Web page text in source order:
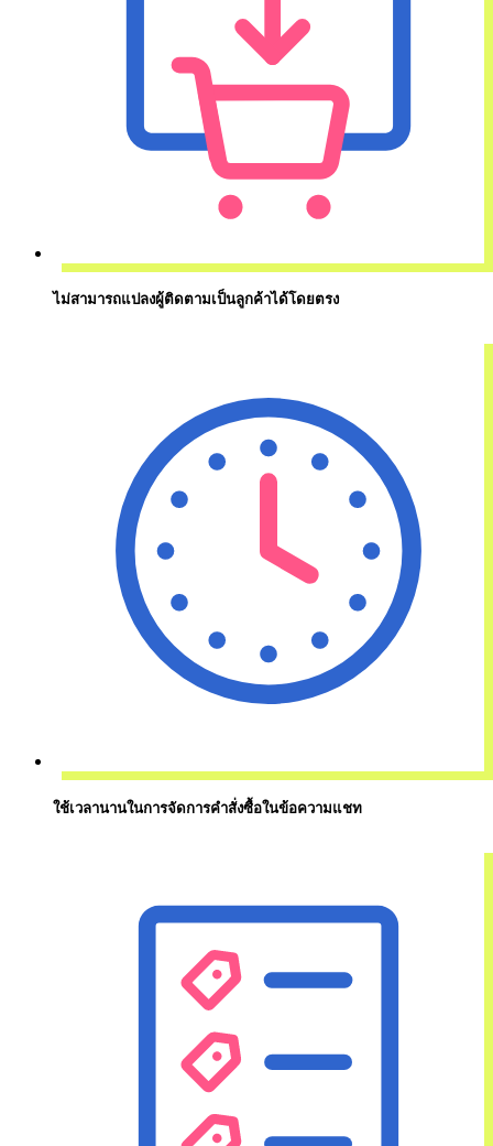
ไม่สามารถแปลงผู้ติดตามเป็นลูกค้าได้โดยตรง
ใช้เวลานานในการจัดการคำสั่งซื้อในข้อความแชท